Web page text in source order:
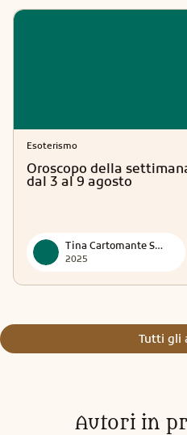
Esoterismo
Oroscopo della
dal 3 al 9 agosto
Tina Cartomante Sensitiva
2025
Tutti gli
Autori in